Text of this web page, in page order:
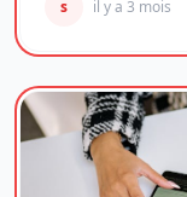
s il y a 3 mois